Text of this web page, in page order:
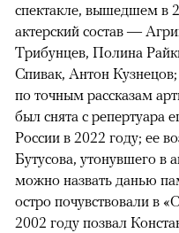
спектакле, вышедшем в
актерский состав —
Трибунцев, Полина
Спивак, Антон
по точным рассказам
был снята с репертуара
России в 2022 году; ее
Бутусова, утонувшего в
можно назвать данью
остро почувствовали в
2002 году позвал